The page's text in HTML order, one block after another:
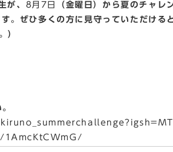
が、 8月7日
（金曜日）から夏のチャレ
。ぜひ多くの方に見守っていただける
）
1AmcKtCWmG/